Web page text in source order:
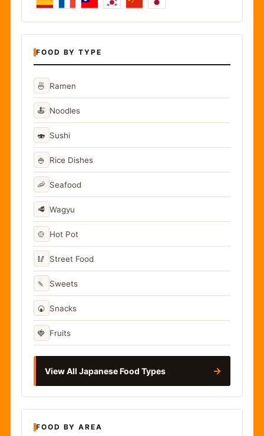
FOOD BY TYPE
🍜 Ramen
🍝 Noodles
🍣 Sushi
🍚 Rice Dishes
🦐 Seafood
🥩 Wagyu
🍲 Hot Pot
🥢 Street Food
🍡 Sweets
🍘 Snacks
🍓 Fruits
View All Japanese Food Types →
FOOD BY AREA